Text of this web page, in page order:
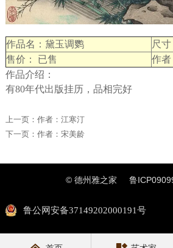
作品名：黛玉调鹦
尺
售价： 已售
作者
作品介绍：
有80年代出版挂历，品相完好
上一页： 作者：江寒汀
下一页： 作者：宋美龄
© 德州雅之家 鲁
鲁公网安备37149202000191号